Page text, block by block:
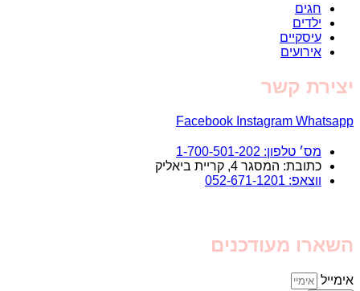
חגים
ילדים
עיסקיים
אירועים
יצירת קשר
Facebook Instagram Whatsapp
מס׳ טלפון: 1-700-501-202
כתובת: המסגר 4, קריית ביאליק
ווצאפ: 052-671-1201
השארו מעודכנים
אימייל